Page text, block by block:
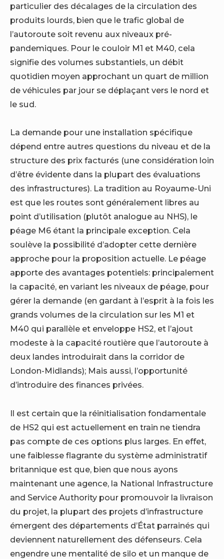
particulier des décalages de la circulation des
produits lourds, bien que le trafic global de
l’autoroute soit revenu aux niveaux pré-
pandemiques. Pour le couloir M1 et M40, cela
signifie des volumes substantiels, un débit
quotidien moyen approchant un quart de million
de véhicules par jour se déplaçant vers le nord et
le sud.
La demande pour une installation spécifique
dépend entre autres questions du niveau et de la
structure des prix facturés (une considération loin
d’être évidente dans la plupart des évaluations
des infrastructures). La tradition au Royaume-Uni
est que les routes sont généralement libres au
point d’utilisation (plutôt analogue au NHS), le
péage M6 étant la principale exception. Cela
soulève la possibilité d’adopter cette dernière
approche pour la proposition actuelle. Le péage
apporte des avantages potentiels: principalement
la capacité, en variant les niveaux de péage, pour
gérer la demande (en gardant à l’esprit à la fois les
grands volumes de la circulation sur les M1 et
M40 qui parallèle et enveloppe HS2, et l’ajout
modeste à la capacité routière que l’autoroute à
deux landes introduirait dans la corridor de
London-Midlands); Mais aussi, l’opportunité
d’introduire des finances privées.
Il est certain que la réinitialisation fondamentale
de HS2 qui est actuellement en train ne tiendra
pas compte de ces options plus larges. En effet,
une faiblesse flagrante du système administratif
britannique est que, bien que nous ayons
maintenant une agence, la National Infrastructure
and Service Authority pour promouvoir la livraison
du projet, la plupart des projets d’infrastructure
émergent des départements d’État parrainés qui
deviennent naturellement des défenseurs. Cela
engendre une mentalité de silo et un manque de